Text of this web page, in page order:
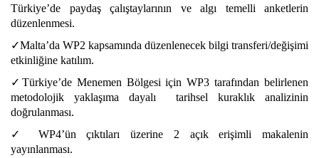
Türkiye’de paydaş çalıştaylarının ve algı temelli anketlerin
düzenlenmesi.
✓Malta’da WP2 kapsamında düzenlenecek bilgi transferi/değişimi
etkinliğine katılım.
✓Türkiye’de Menemen Bölgesi için WP3 tarafından belirlenen
metodolojik yaklaşıma dayalı tarihsel kuraklık analizinin
doğrulanması.
✓ WP4’ün çıktıları üzerine 2 açık erişimli makalenin
yayınlanması.